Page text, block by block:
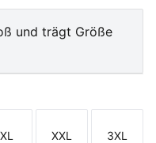
und trägt Größe
XL XXL 3XL